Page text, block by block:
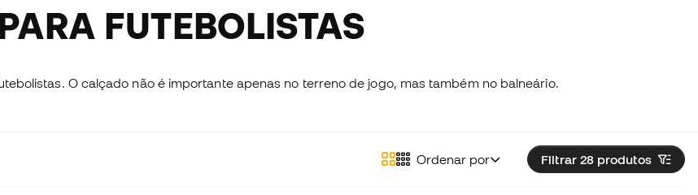
FUTEBOLISTAS
O calçado não é importante apenas no terreno de jogo, mas também no balneário.
Filtrar 28 produtos
Ordenar por